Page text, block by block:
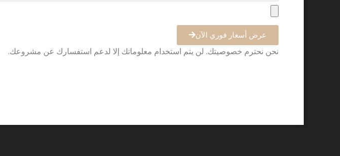
عرض أسعار فوري الآن
نحن نحترم خصوصيتك. لن يتم استخدام معلوماتك إلا لدعم استفسارك عن مشروعك.